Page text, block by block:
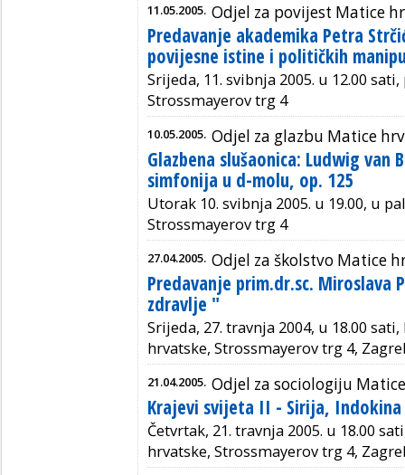
11.05.2005. Odjel za povijest Matice
Predavanje akademika Petra
povijesne istine i političkih
Srijeda, 11. svibnja 2005. u 12.00
Strossmayerov trg 4
10.05.2005. Odjel za glazbu Matice
Glazbena slušaonica: Ludwig van
simfonija u d-molu, op. 125
Utorak 10. svibnja 2005. u 19.00, u
Strossmayerov trg 4
27.04.2005. Odjel za školstvo Matice
Predavanje prim.dr.sc. Miroslava
zdravlje "
Srijeda, 27. travnja 2004, u 18.00
hrvatske, Strossmayerov trg 4,
21.04.2005. Odjel za sociologiju
Krajevi svijeta II - Sirija, Indokina
Četvrtak, 21. travnja 2005. u 18.00
hrvatske, Strossmayerov trg 4,